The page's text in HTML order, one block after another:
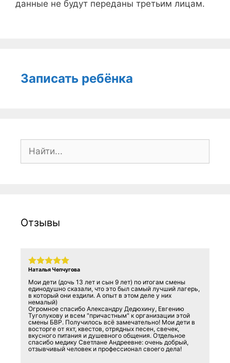
данные не будут переданы третьим лицам.
Записать ребёнка
Поиск:
Отзывы
Наталья Чепчугова
Мои дети (дочь 13 лет и сын 9 лет) по итогам смены
единодушно сказали, что это был самый лучший лагерь,
в который они ездили. А опыт в этом деле у них
немалый)
Огромное спасибо Александру Дедюхину, Евгению
Туголукову и всем "причастным" к организации этой
смены БВР. Получилось всё замечательно! Мои дети в
восторге от яхт, квестов, отрядных песен, свечек,
вкусного питания и душевного общения. Отдельное
спасибо медику Светлане Андреевне: очень добрый,
отзывчивый человек и профессионал своего дела!